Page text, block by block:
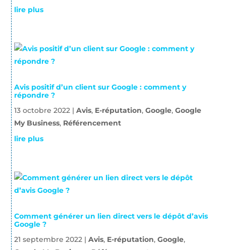
lire plus
Avis positif d’un client sur Google : comment y
répondre ?
13 octobre 2022| Avis, E-réputation, Google, Google
My Business, Référencement
lire plus
Comment générer un lien direct vers le dépôt d’avis
Google ?
21 septembre 2022| Avis, E-réputation, Google,